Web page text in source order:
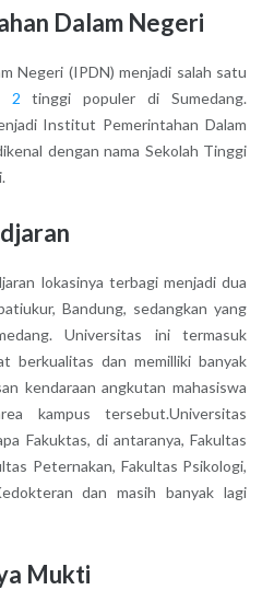
Dalam Negeri
Negeri (IPDN) menjadi salah satu
2 tinggi populer di Sumedang.
Institut Pemerintahan Dalam
dengan nama Sekolah Tinggi
lokasinya terbagi menjadi dua
Bandung, sedangkan yang
Universitas ini termasuk
berkualitas dan memilliki banyak
kendaraan angkutan mahasiswa
kampus tersebut.Universitas
Fakuktas, di antaranya, Fakultas
Peternakan, Fakultas Psikologi,
dan masih banyak lagi
Mukti